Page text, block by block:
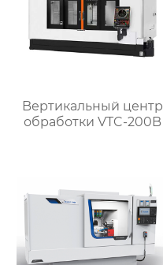
Bертикальный центр
обработки VTC-200B